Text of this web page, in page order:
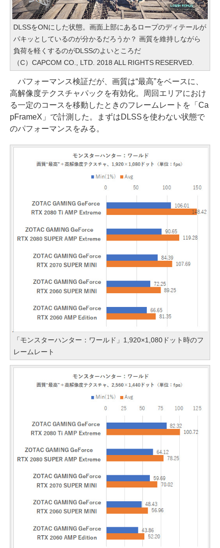
DLSSをONにした状態。画面上部にあるロープのディテールが
パキッとしているのが分かるだろうか？ 画質を維持しながら
負荷を軽くするのがDLSSのよいところだ
（C）CAPCOM CO., LTD. 2018 ALL RIGHTS RESERVED.
パフォーマンス検証だが、画質は“最高”をベースに、
高解像度テクスチャパックを有効化。周回エリアにおけ
る一定のコースを移動したときのフレームレートを「Ca
pFrameX」で計測した。まずはDLSSを使わない状態で
のパフォーマンスをみる。
「モンスターハンター：ワールド」1,920×1,080ドット時のフ
レームレート